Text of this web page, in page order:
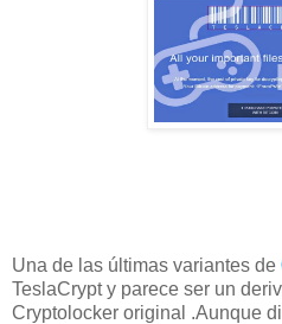
Una de las últimas variantes de
TeslaCrypt y parece ser un
Cryptolocker original .Aunque